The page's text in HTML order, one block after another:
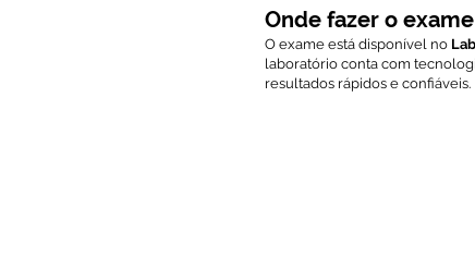
Onde fazer o
O exame está disponível no
laboratório conta com
resultados rápidos e confiáveis.